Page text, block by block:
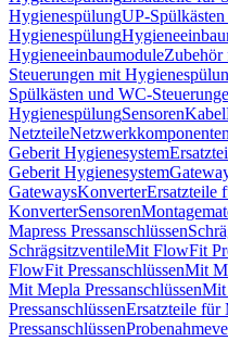
HygienespülungUP-
Hygienespülung
HygieneeinbaumoduleZubehör
Steuerungen mit
Spülkästen und WC-
HygienespülungSensorenKabel
NetzteileNetzwerkkomponenten
Geberit Hygienesystem
Geberit Hygienesystem
GatewaysKonverterErsatzteile
KonverterSensoren
Mapress Pressanschlüssen
SchrägsitzventileMit FlowFit
FlowFit PressanschlüssenMit
Mit Mepla PressanschlüssenMit
PressanschlüssenErsatzteile für
Pressanschlüssen